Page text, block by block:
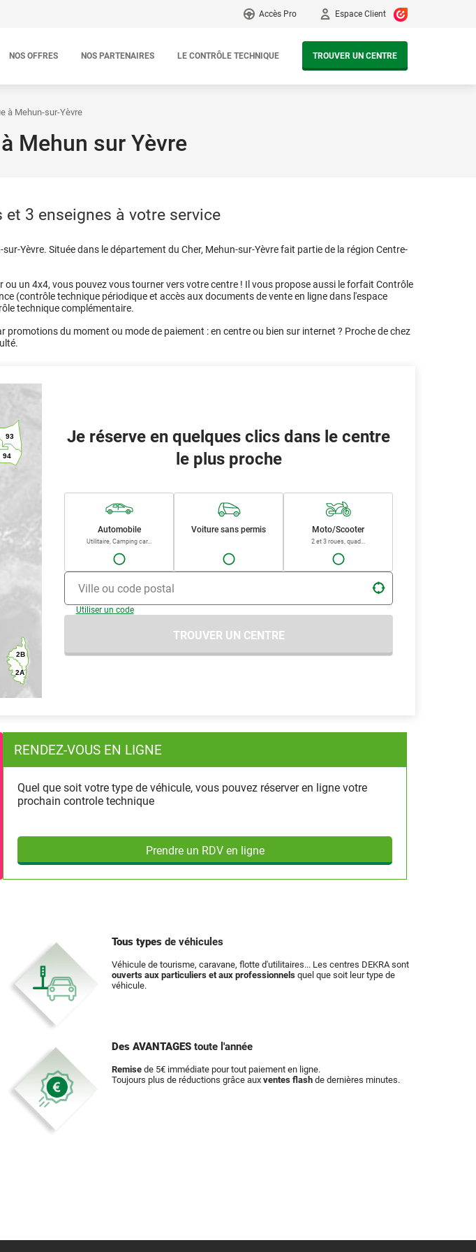
Accès Pro Espace Client
NOS OFFRES NOS PARTENAIRES LE CONTRÔLE TECHNIQUE TROUVER UN CENTRE
à Mehun-sur-Yèvre
Mehun sur Yèvre
et 3 enseignes à votre service
Yèvre. Située dans le département du Cher, Mehun-sur-Yèvre fait partie de la région Centre-
un 4x4, vous pouvez vous tourner vers votre centre ! Il vous propose aussi le forfait Contrôle
(contrôle technique périodique et accès aux documents de vente en ligne dans l'espace
technique complémentaire.
du moment ou mode de paiement : en centre ou bien sur internet ? Proche de chez
Je réserve en quelques clics dans le centre
le plus proche
Automobile
Utilitaire, Camping car...
Voiture sans permis Moto/Scooter
2 et 3 roues, quad...
Ville ou code postal
Utiliser un code
TROUVER UN CENTRE
RENDEZ-VOUS EN LIGNE
Quel que soit votre type de véhicule, vous pouvez réserver en ligne votre
prochain controle technique
Prendre un RDV en ligne
Tous types de véhicules
Véhicule de tourisme, caravane, flotte d'utilitaires... Les centres DEKRA sont
ouverts aux particuliers et aux professionnels quel que soit leur type de
véhicule.
Des AVANTAGES toute l'année
Remise de 5€ immédiate pour tout paiement en ligne.
Toujours plus de réductions grâce aux ventes flash de dernières minutes.